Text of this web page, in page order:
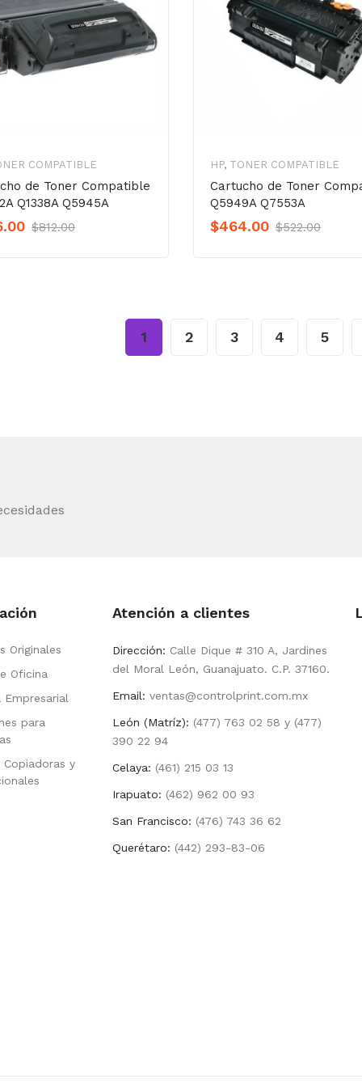
COMPATIBLE
de Toner Compatible
Q1338A Q5945A
$812.00Original
Current
HP, TONER COMPATIBLE
Cartucho de Toner
Q5949A Q7553A
$522.00
$464.00
1 2 3 4 5
Originales
Oficina
Empresarial
para
Copiadoras y
Atención a clientes
Dirección: Calle Dique # 310 A, Jardines
del Moral León, Guanajuato. C.P. 37160.
Email: ventas@controlprint.com.mx
León (Matríz): (477) 763 02 58 y (477)
390 22 94
Celaya: (461) 215 03 13
Irapuato: (462) 962 00 93
San Francisco: (476) 743 36 62
Querétaro: (442) 293-83-06